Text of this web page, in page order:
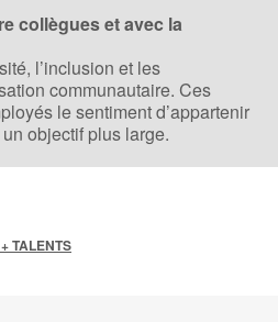
collègues et avec la
l’inclusion et les
communautaire. Ces
le sentiment d’appartenir
objectif plus large.
TALENTS